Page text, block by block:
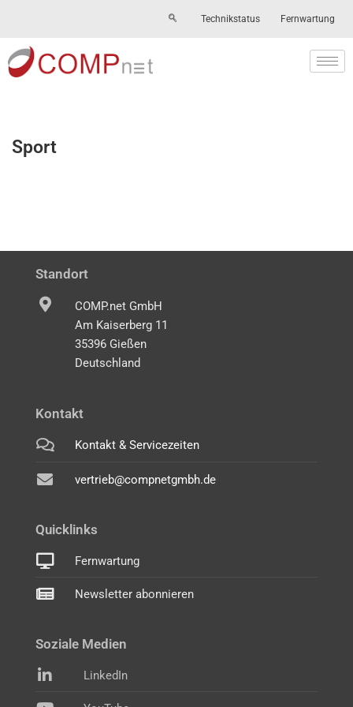
Skip
to
content
Technikstatus Fernwartung
Sport
Standort
COMP.net GmbH
Am Kaiserberg 11
35396 Gießen
Deutschland
Kontakt
Kontakt & Servicezeiten
vertrieb@compnetgmbh.de
Quicklinks
Fernwartung
Newsletter abonnieren
Soziale Medien
LinkedIn